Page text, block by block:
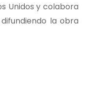
Unidos y colabora
la obra